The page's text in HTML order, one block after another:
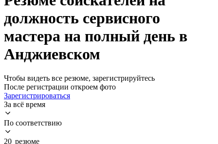
должность сервисного
мастера на полный день в
Анджиевском
Чтобы видеть все резюме, зарегистрируйтесь
После регистрации откроем фото
Зарегистрироваться
За всё время
По соответствию
20 резюме